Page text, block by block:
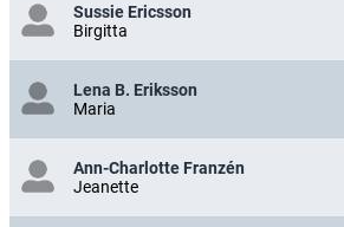
Sussie Ericsson
Birgitta
Lena B. Eriksson
Maria
Ann-Charlotte Franzén
Jeanette